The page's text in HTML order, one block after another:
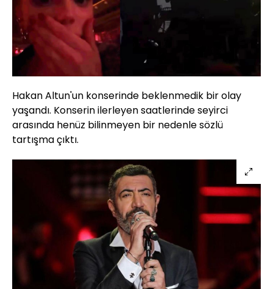
Hakan Altun'un konserinde beklenmedik bir olay
yaşandı. Konserin ilerleyen saatlerinde seyirci
arasında henüz bilinmeyen bir nedenle sözlü
tartışma çıktı.